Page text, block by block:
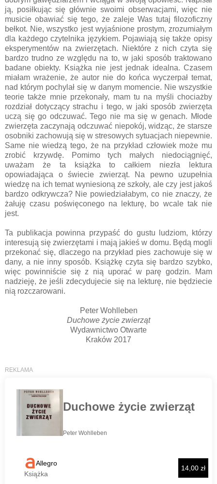
ją, posiłkując się głównie swoimi obserwacjami, więc nie
musicie obawiać się tego, że zaleje Was tutaj filozoficzny
bełkot. Nie, wszystko jest wyjaśnione prostym, zrozumiałym
dla każdego czytelnika językiem. Pojawiają się także opisy
eksperymentów na zwierzętach. Niektóre z nich czyta się
bardzo trudno ze względu na to, w jaki sposób traktowano
badane obiekty. Książka nie jest jednak idealna. Czasem
miałam wrażenie, że autor nie do końca wyczerpał temat,
nad którym pochylał się w danym momencie. Nie wszystkie
teorie także mnie przekonały, mam tu na myśli chociażby
rozdział dotyczący strachu i tego, w jaki sposób zwierzęta
uczą się go odczuwać. Tego nie ma się w genach. Młode
zwierzęta zaczynają odczuwać niepokój, widząc, że starsze
osobniki zachowują się w stresowych sytuacjach niepewnie.
Same nie wiedzą tego, że na przykład człowiek może mu
zrobić krzywdę. Pomimo tych małych niedociągnięć,
uważam że ta książka to całkiem niezła lektura
opowiadająca o świecie zwierząt. Na pewno uzupełnia
wiedzę na ich temat wyniesioną ze szkoły, ale czy jest jakoś
bardzo odkrywcza? Nie powiedziałabym, co nie znaczy, że
żałuję czasu poświęconego na lekturę, bo wcale tak nie
jest.
Ta publikacja powinna przypaść do gustu ludziom, którzy
interesują się zwierzętami i mają jakieś w domu. Będą mogli
przekonać się, dlaczego na przykład pies zachowuje się w
dany, a nie inny sposób. Książkę czyta się bardzo szybko,
więc powinniście się z nią uporać w parę godzin. Mam
nadzieję, że jeśli zdecydujecie się na lekturę, nie będziecie
nią rozczarowani.
Peter Wohlleben
Duchowe życie zwierząt
Wydawnictwo Otwarte
Kraków 2017